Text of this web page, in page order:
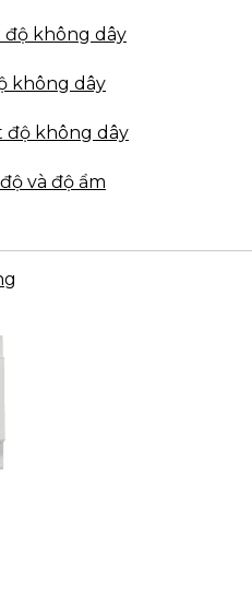
độ không dây
không dây
độ không dây
và độ ẩm